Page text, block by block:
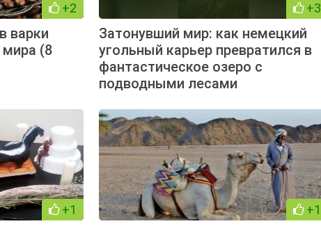
+2
варки
мира (8
+3
Затонувший мир: как немецкий
угольный карьер превратился в
фантастическое озеро с
подводными лесами
+1 +1